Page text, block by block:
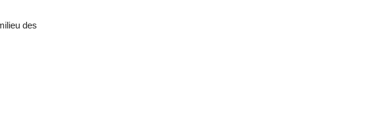
des